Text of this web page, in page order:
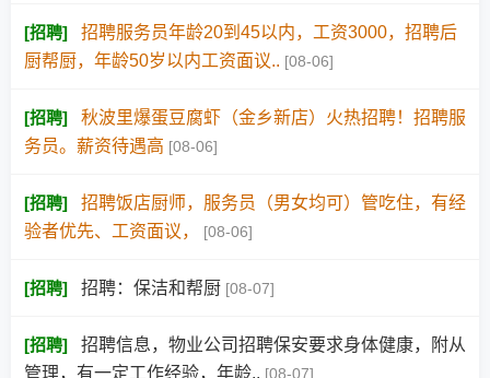
[招聘]
招聘服务员年龄20到45以内，工资3000，招聘后
厨帮厨，年龄50岁以内工资面议.. [08-06]
[招聘]
秋波里爆蛋豆腐虾（金乡新店）火热招聘！招聘服
务员。薪资待遇高 [08-06]
[招聘]
招聘饭店厨师，服务员（男女均可）管吃住，有经
验者优先、工资面议，
[08-06]
[招聘] 招聘：保洁和帮厨 [08-07]
[招聘]
招聘信息，物业公司招聘保安要求身体健康，附从
管理，有一定工作经验，年龄.. [08-07]